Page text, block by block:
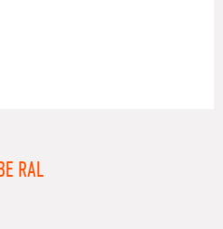
RAL